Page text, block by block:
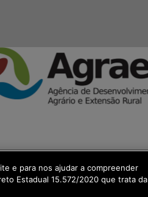
Digital
e para nos ajudar a compreender
Estadual 15.572/2020 que trata da